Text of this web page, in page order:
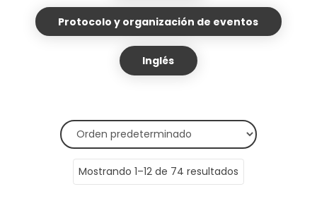
Protocolo y organización de eventos
Inglés
Mostrando 1–12 de 74 resultados